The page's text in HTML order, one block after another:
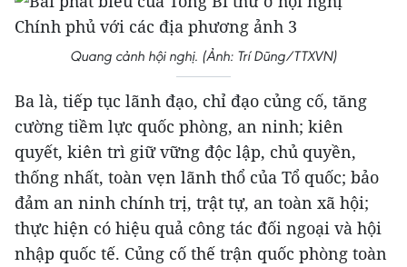
Quang cảnh hội nghị. (Ảnh: Trí Dũng/TTXVN)
Ba là, tiếp tục lãnh đạo, chỉ đạo củng cố, tăng
cường tiềm lực quốc phòng, an ninh; kiên
quyết, kiên trì giữ vững độc lập, chủ quyền,
thống nhất, toàn vẹn lãnh thổ của Tổ quốc; bảo
đảm an ninh chính trị, trật tự, an toàn xã hội;
thực hiện có hiệu quả công tác đối ngoại và hội
nhập quốc tế. Củng cố thế trận quốc phòng toàn